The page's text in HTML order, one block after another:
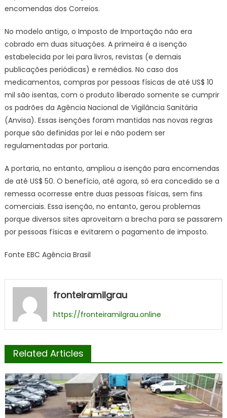
encomendas dos Correios.
No modelo antigo, o Imposto de Importação não era
cobrado em duas situações. A primeira é a isenção
estabelecida por lei para livros, revistas (e demais
publicações periódicas) e remédios. No caso dos
medicamentos, compras por pessoas físicas de até US$ 10
mil são isentas, com o produto liberado somente se cumprir
os padrões da Agência Nacional de Vigilância Sanitária
(Anvisa). Essas isenções foram mantidas nas novas regras
porque são definidas por lei e não podem ser
regulamentadas por portaria.
A portaria, no entanto, ampliou a isenção para encomendas
de até US$ 50. O benefício, até agora, só era concedido se a
remessa ocorresse entre duas pessoas físicas, sem fins
comerciais. Essa isenção, no entanto, gerou problemas
porque diversos sites aproveitam a brecha para se passarem
por pessoas físicas e evitarem o pagamento de imposto.
Fonte EBC Agência Brasil
fronteiramilgrau
https://fronteiramilgrau.online
Related Articles